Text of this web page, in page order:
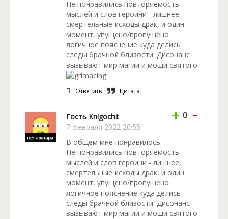
Не понравились повторяемость
мыслей и слов героини - лишнее,
смертельные исходы драк, и один
момент, упущено/пропущено
логичное пояснение куда делись
следы брачной близости. Дисонанс
вызывают мир магии и мощи святого
Ответить Цитата
Гость Knigochit
7 февраля 2022 20:55
+ 0 -
В общем мне понравилось.
Не понравились повторяемость
мыслей и слов героини - лишнее,
смертельные исходы драк, и один
момент, упущено/пропущено
логичное пояснение куда делись
следы брачной близости. Дисонанс
вызывают мир магии и мощи святого